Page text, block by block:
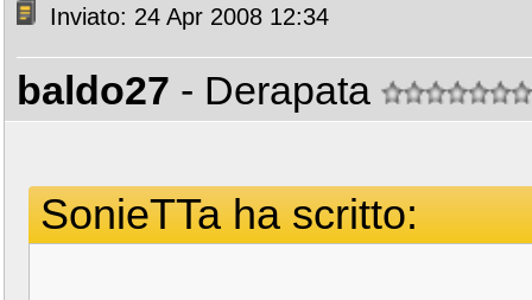
Inviato: 24 Apr 2008 12:34
baldo27 - Derapata
SonieTTa ha scritto: